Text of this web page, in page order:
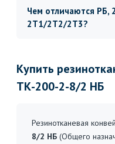
Чем отличаются
2Т1/2Т2/2Т3?
Купить
ТК-200-2-8/2 НБ
Резинотканевая
8/2 НБ (Общего